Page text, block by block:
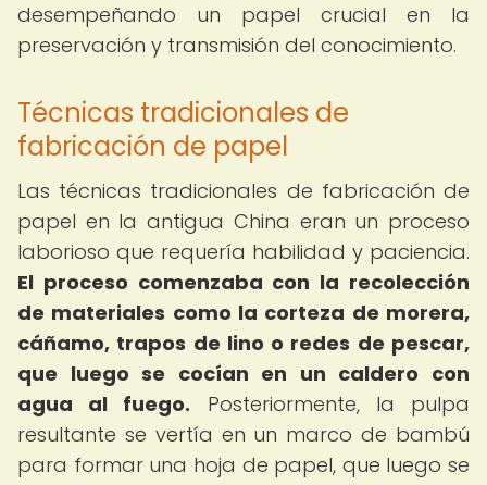
desempeñando un papel crucial en la
preservación y transmisión del conocimiento.
Técnicas tradicionales de
fabricación de papel
Las técnicas tradicionales de fabricación de
papel en la antigua China eran un proceso
laborioso que requería habilidad y paciencia.
El proceso comenzaba con la recolección
de materiales como la corteza de morera,
cáñamo, trapos de lino o redes de pescar,
que luego se cocían en un caldero con
agua al fuego. Posteriormente, la pulpa
resultante se vertía en un marco de bambú
para formar una hoja de papel, que luego se